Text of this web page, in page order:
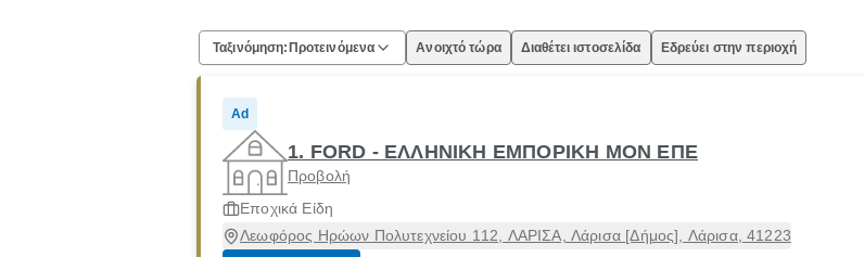
Ταξινόμηση: Προτεινόμενα Ανοιχτό τώρα Διαθέτει ιστοσελίδα Εδρεύει στην περιοχή
Ad
1. FORD - ΕΛΛΗΝΙΚΗ ΕΜΠΟΡΙΚΗ ΜΟΝ ΕΠΕ
Προβολή
Εποχικά Είδη
Λεωφόρος Ηρώων Πολυτεχνείου 112, ΛΑΡΙΣΑ, Λάρισα [Δήμος], Λάρισα, 41223